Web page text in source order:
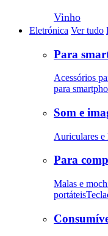
Vinho
Eletrónica Ver tudo
Para
Acessórios
para
Som e
Auriculares e
Para
Malas e
portáteis